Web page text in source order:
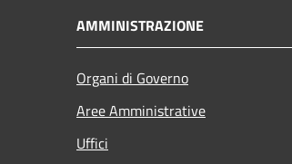
AMMINISTRAZIONE
Organi di Governo
Aree Amministrative
Uffici